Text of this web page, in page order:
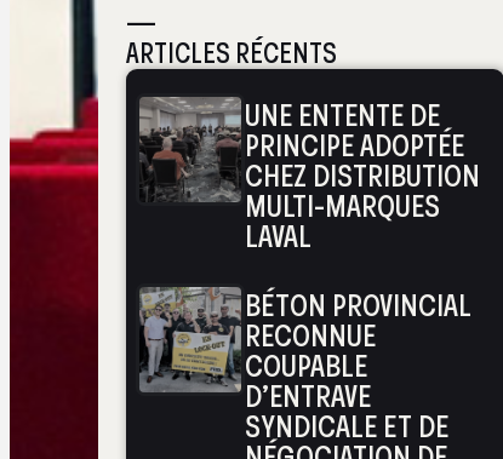
—
ARTICLES RÉCENTS
UNE ENTENTE DE
PRINCIPE ADOPTÉE
CHEZ DISTRIBUTION
MULTI-MARQUES
LAVAL
BÉTON PROVINCIAL
RECONNUE
COUPABLE
D’ENTRAVE
SYNDICALE ET DE